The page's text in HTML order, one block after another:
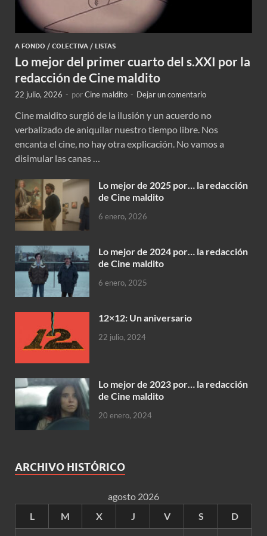
A FONDO / COLECTIVA / LISTAS
Lo mejor del primer cuarto del s.XXI por la
redacción de Cine maldito
22 julio, 2026 - porCine maldito - Dejar un comentario
Cine maldito surgió de la ilusión y un acuerdo no
verbalizado de aniquilar nuestro tiempo libre. Nos
encanta el cine, no hay otra explicación. No vamos a
disimular las canas …
Lo mejor de 2025 por… la redacción
de Cine maldito
6 enero, 2026
Lo mejor de 2024 por… la redacción
de Cine maldito
6 enero, 2025
12×12: Un aniversario
22 julio, 2024
Lo mejor de 2023 por… la redacción
de Cine maldito
20 enero, 2024
ARCHIVO HISTÓRICO
agosto 2026
L
M X J V S D